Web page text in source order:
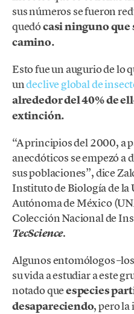
sus números se fueron
quedócasi ninguno que
camino.
Esto fue un augurio de lo
undeclive global de
alrededor del 40% de
extinción.
“A principios del 2000, a
anecdóticos se empezó a
sus poblaciones”, dice
Instituto de Biología de
Autónoma de México
Colección Nacional de
TecScience.
Algunos entomólogos
su vida a estudiar a este
notado queespecies
desapareciendo, pero